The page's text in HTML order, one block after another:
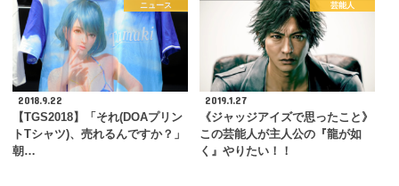
ニュース
2018.9.22
【TGS2018】「それ(DOAプリン
トTシャツ)、売れるんですか？」
朝…
芸能人
2019.1.27
《ジャッジアイズで思ったこと》
この芸能人が主人公の『龍が如
く』やりたい！！